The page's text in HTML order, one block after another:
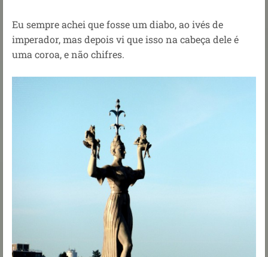
Eu sempre achei que fosse um diabo, ao ivés de
imperador, mas depois vi que isso na cabeça dele é
uma coroa, e não chifres.